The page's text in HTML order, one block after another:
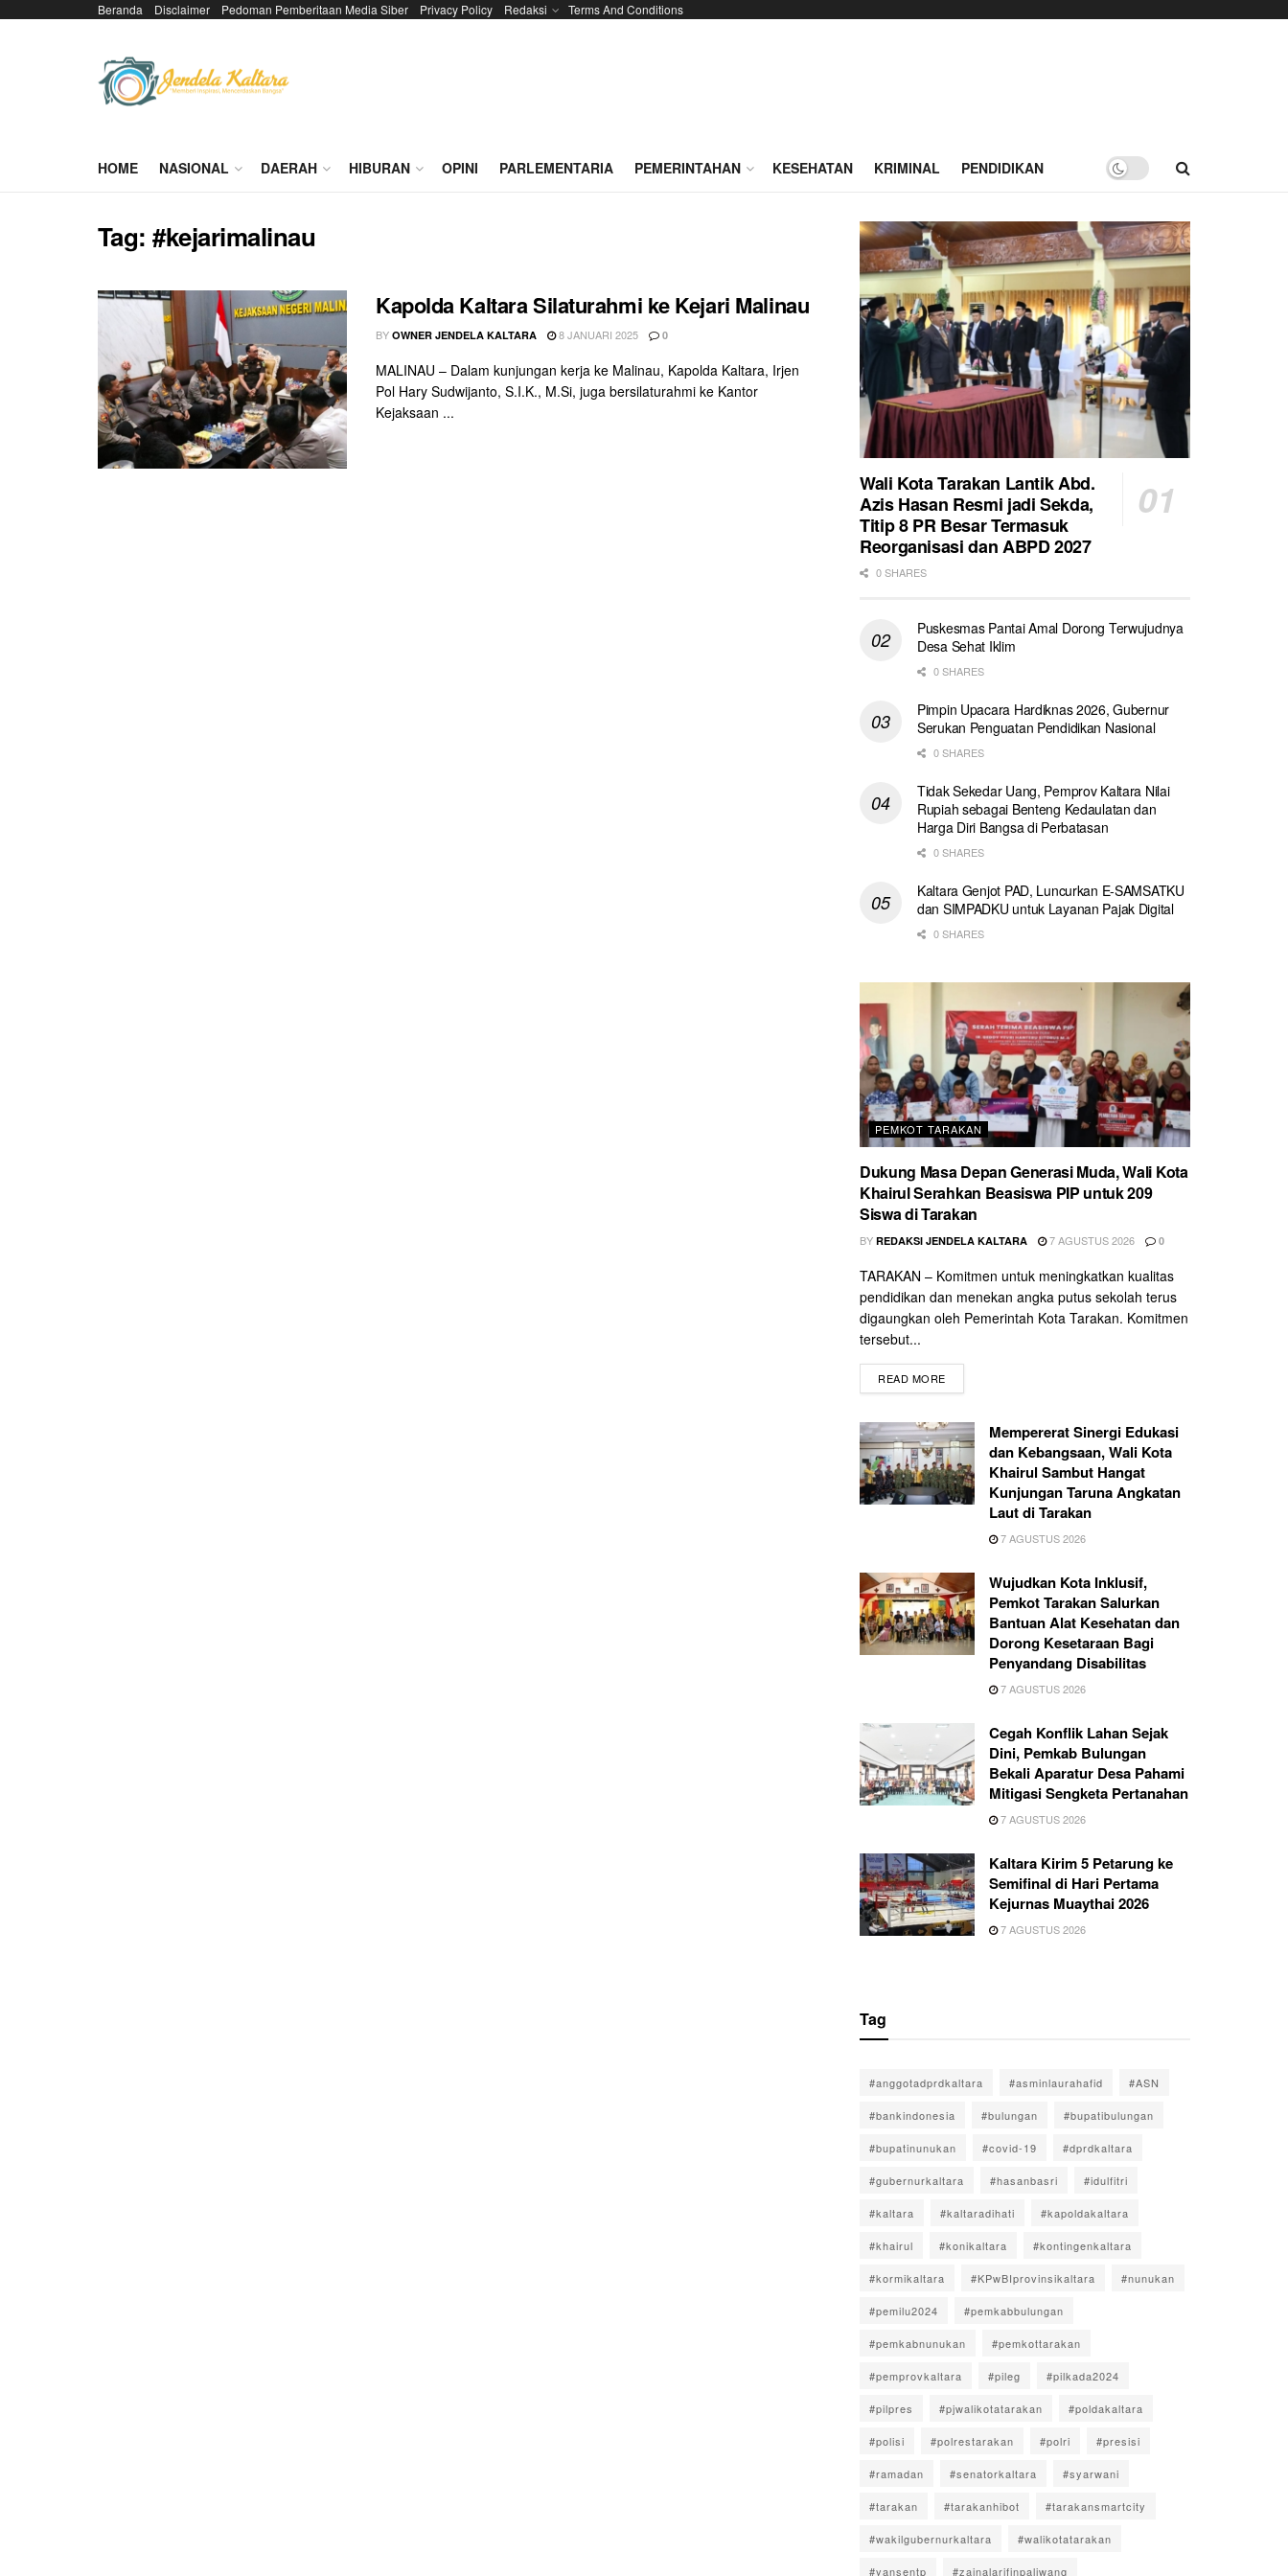
Beranda Disclaimer Pedoman Pemberitaan Media Siber Privacy Policy Redaksi Terms And Conditions
HOME NASIONAL DAERAH HIBURAN OPINI PARLEMENTARIA PEMERINTAHAN KESEHATAN KRIMINAL PENDIDIKAN
Tag:#kejarimalinau
Kapolda Kaltara Silaturahmi ke Kejari Malinau
BY OWNER JENDELA KALTARA 8 JANUARI 2025 0
MALINAU – Dalam kunjungan kerja ke Malinau, Kapolda Kaltara, Irjen
Pol Hary Sudwijanto, S.I.K., M.Si, juga bersilaturahmi ke Kantor
Kejaksaan ...
Wali Kota Tarakan Lantik Abd.
Azis Hasan Resmi jadi Sekda,
Titip 8 PR Besar Termasuk
Reorganisasi dan ABPD 2027
0 SHARES
Puskesmas Pantai Amal Dorong Terwujudnya
Desa Sehat Iklim
0 SHARES
Pimpin Upacara Hardiknas 2026, Gubernur
Serukan Penguatan Pendidikan Nasional
0 SHARES
Tidak Sekedar Uang, Pemprov Kaltara Nilai
Rupiah sebagai Benteng Kedaulatan dan
Harga Diri Bangsa di Perbatasan
0 SHARES
Kaltara Genjot PAD, Luncurkan E-SAMSATKU
dan SIMPADKU untuk Layanan Pajak Digital
0 SHARES
PEMKOT TARAKAN
Dukung Masa Depan Generasi Muda, Wali Kota
Khairul Serahkan Beasiswa PIP untuk 209
Siswa di Tarakan
BY REDAKSI JENDELA KALTARA 7 AGUSTUS 2026 0
TARAKAN – Komitmen untuk meningkatkan kualitas
pendidikan dan menekan angka putus sekolah terus
digaungkan oleh Pemerintah Kota Tarakan. Komitmen
tersebut...
READ MORE
Mempererat Sinergi Edukasi
dan Kebangsaan, Wali Kota
Khairul Sambut Hangat
Kunjungan Taruna Angkatan
Laut di Tarakan
7 AGUSTUS 2026
Wujudkan Kota Inklusif,
Pemkot Tarakan Salurkan
Bantuan Alat Kesehatan dan
Dorong Kesetaraan Bagi
Penyandang Disabilitas
7 AGUSTUS 2026
Cegah Konflik Lahan Sejak
Dini, Pemkab Bulungan
Bekali Aparatur Desa Pahami
Mitigasi Sengketa Pertanahan
7 AGUSTUS 2026
Kaltara Kirim 5 Petarung ke
Semifinal di Hari Pertama
Kejurnas Muaythai 2026
7 AGUSTUS 2026
Tag
#anggotadprdkaltara #asminlaurahafid #ASN
#bankindonesia #bulungan #bupatibulungan
#bupatinunukan #covid-19 #dprdkaltara
#gubernurkaltara #hasanbasri #idulfitri
#kaltara #kaltaradihati #kapoldakaltara
#khairul #konikaltara #kontingenkaltara
#kormikaltara #KPwBIprovinsikaltara #nunukan
#pemilu2024 #pemkabbulungan
#pemkabnunukan #pemkottarakan
#pemprovkaltara #pileg #pilkada2024
#pilpres #pjwalikotatarakan #poldakaltara
#polisi #polrestarakan #polri #presisi
#ramadan #senatorkaltara #syarwani
#tarakan #tarakanhibot #tarakansmartcity
#wakilgubernurkaltara #walikotatarakan
#yansentp #zainalarifinpaliwang